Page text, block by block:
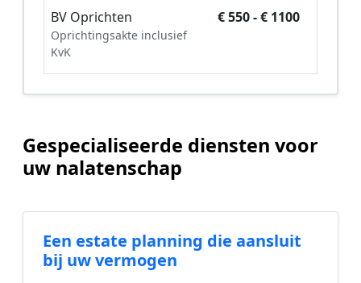
BV Oprichten
Oprichtingsakte inclusief
KvK
€ 550 - € 1100
Gespecialiseerde diensten voor
uw nalatenschap
Een estate planning die aansluit
bij uw vermogen